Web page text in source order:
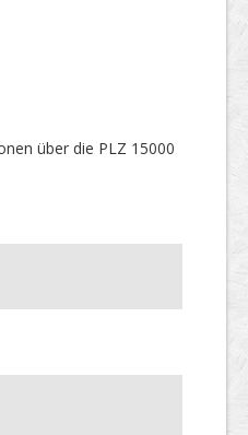
über die PLZ 15000